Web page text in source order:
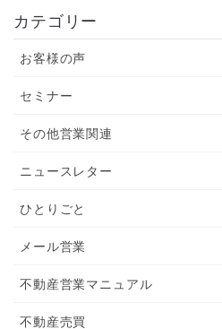
カテゴリー
お客様の声
セミナー
その他営業関連
ニュースレター
ひとりごと
メール営業
不動産営業マニュアル
不動産売買